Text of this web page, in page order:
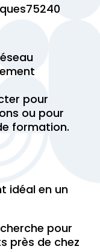
pour
ou pour
formation.
idéal en un
pour
près de chez